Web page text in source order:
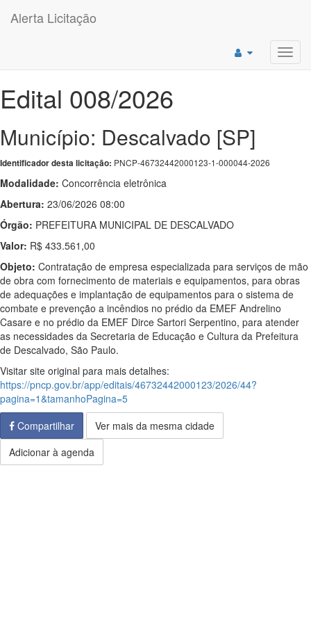
Alerta Licitação
Edital 008/2026
Município: Descalvado [SP]
Identificador desta licitação: PNCP-46732442000123-1-000044-2026
Modalidade: Concorrência eletrônica
Abertura: 23/06/2026 08:00
Órgão: PREFEITURA MUNICIPAL DE DESCALVADO
Valor: R$ 433.561,00
Objeto: Contratação de empresa especializada para serviços de mão
de obra com fornecimento de materiais e equipamentos, para obras
de adequações e implantação de equipamentos para o sistema de
combate e prevenção a incêndios no prédio da EMEF Andrelino
Casare e no prédio da EMEF Dirce Sartori Serpentino, para atender
as necessidades da Secretaria de Educação e Cultura da Prefeitura
de Descalvado, São Paulo.
Visitar site original para mais detalhes:
https://pncp.gov.br/app/editais/46732442000123/2026/44?
pagina=1&tamanhoPagina=5
Compartilhar
Ver mais da mesma cidade
Adicionar à agenda